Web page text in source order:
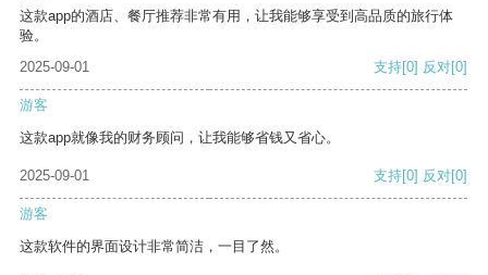
这款app的酒店、餐厅推荐非常有用，让我能够享受到高品质的旅行体
验。
2025-09-01
支持[0] 反对[0]
游客
这款app就像我的财务顾问，让我能够省钱又省心。
2025-09-01 支持[0] 反对[0]
游客
这款软件的界面设计非常简洁，一目了然。